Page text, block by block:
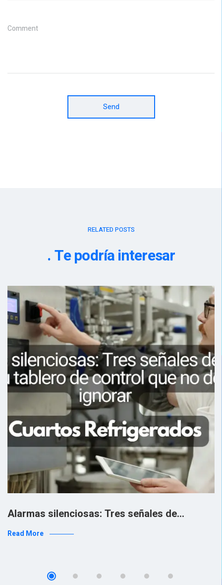
Comment
Send
RELATED POSTS
Te podría interesar
Alarmas silenciosas: Tres señales de…
Read More